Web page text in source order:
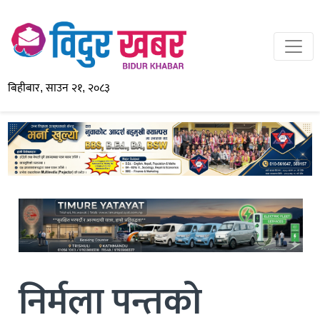
बिहीबार, साउन २१, २०८३
निर्मला पन्तको